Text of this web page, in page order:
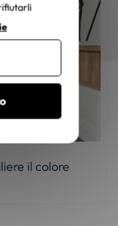
il colore